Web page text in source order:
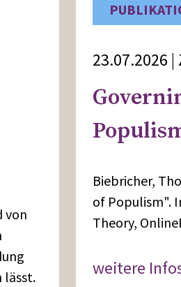
von
lässt.
23.07.2026
Biebricher,
of Populism".
Theory,
weitere